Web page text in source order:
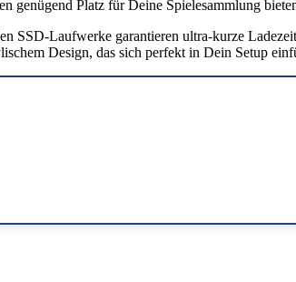
genügend Platz für Deine Spielesammlung
SSD-Laufwerke garantieren ultra-kurze
Design, das sich perfekt in Dein Setup